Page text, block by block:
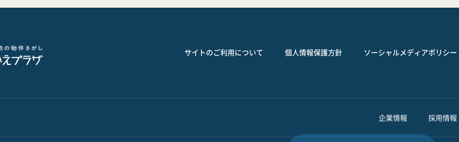
サイトのご利用について 個人情報保護方針 ソーシャルメディアポリシー
企業情報 採用情報